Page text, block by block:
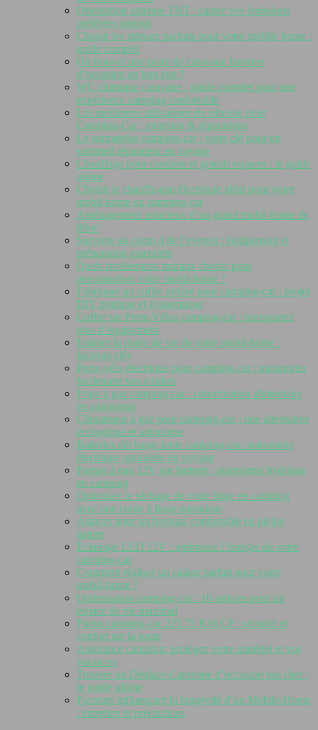
Orientation antenne TNT : capter vos émissions
préférées partout
Choisir les rideaux parfaits pour votre mobile home :
guide complet
Où trouver une porte de caravane burstner
d’occasion en bon état ?
WC chimique caravane : guide complet pour une
expérience camping confortable
Les meilleures utilisations du silicone pour
Camping-Car : entretien & réparations
Le surmatelas camping-car : votre clé pour un
sommeil réparateur en voyage
Chauffage pour camions et grands espaces : le guide
ultime
Choisir le chauffe-eau électrique idéal pour votre
mobil-home ou camping-car
Aménagement astucieux d’un grand mobil-home de
80m²
Survivre au camp 4 de l’everest : équipement et
préparation essentiels
Quels revêtements muraux choisir pour
personnaliser votre mobil-home ?
Fabriquer un coffre arrière pour camping-car : projet
DIY pratique et économique
Coffre sur Porte-Vélos camping-car : transportez
plus d’équipement
Estimer la durée de vie de votre mobil-home :
facteurs clés
Porte-vélo électrique pour camping-car : transporter
facilement vos e-bikes
Frigo à gaz camping-car : conservation alimentaire
en autonomie
Climatiseur à gaz pour camping-car : une alternative
écologique et autonome
Batteries décharge lente camping-car: autonomie
électrique optimisée en voyage
Pompe à eau 12V sur batterie : autonomie hydrique
en camping
Optimisez le séchage de votre linge en camping
avec une corde à linge enrouleur
Astuces pour un bivouac confortable en pleine
nature
Éclairage LED 12V : optimisez l’énergie de votre
camping-car
Comment réaliser un calage parfait pour votre
mobil-home ?
Optimisation camping-car : 10 astuces pour un
espace de vie maximal
Pneus camping-car 225 75 R16 CP : sécurité et
confort sur la route
Assurance camping: protégez votre matériel et vos
vacances
Trouver un Déplace-Caravane d’occasion pas cher :
le guide ultime
Facteurs influençant la longévité d’un Mobile-Home
: entretien et précautions